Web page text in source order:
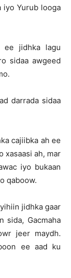
iyo Yurub looga
ee jidhka lagu
sidaa awgeed
darrada sidaa
cajiibka ah ee
xasaasi ah, mar
iyo bukaan
qaboow.
jidhka gaar
sida, Gacmaha
jeer maydh.
ee aad ku